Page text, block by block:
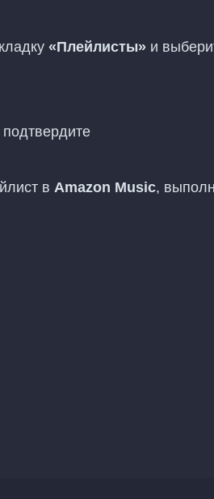
«Плейлисты» и
подтвердите
в Amazon Music,